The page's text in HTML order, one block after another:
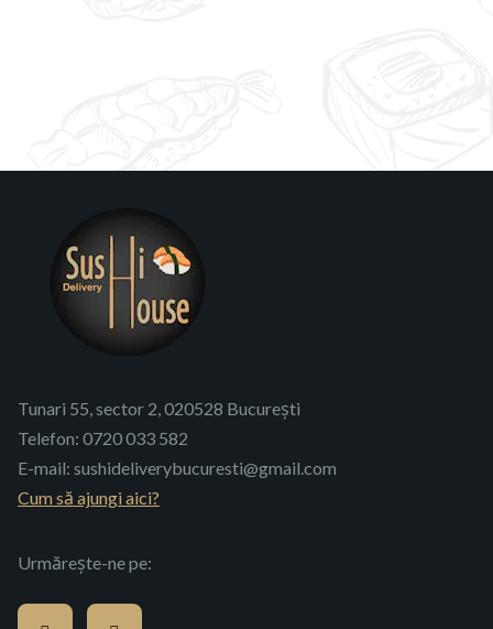
Tunari 55, sector 2, 020528 București
Telefon: 0720 033 582
E-mail: sushideliverybucuresti@gmail.com
Cum să ajungi aici?
Urmărește-ne pe: